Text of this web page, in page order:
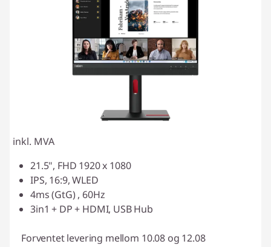
inkl. MVA
21.5", FHD 1920 x 1080
IPS, 16:9, WLED
4ms (GtG) , 60Hz
3in1 + DP + HDMI, USB Hub
Forventet levering mellom 10.08 og 12.08